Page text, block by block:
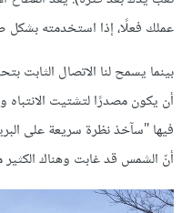
عملك فعلًا، إذا استخدمته
بينما يسمح لنا الاتصال الثابت
أن يكون مصدرًا لتشتيت الانتباه
فيها "سآخذ نظرة سريعة على
أنّ الشمس قد غابت وهناك